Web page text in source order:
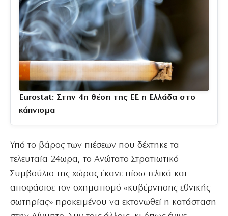
Eurostat: Στην 4η θέση της ΕΕ η Ελλάδα στο
κάπνισμα
Υπό το βάρος των πιέσεων που δέχτηκε τα
τελευταία 24ωρα, το Ανώτατο Στρατιωτικό
Συμβούλιο της χώρας έκανε πίσω τελικά και
αποφάσισε τον σχηματισμό «κυβέρνησης εθνικής
σωτηρίας» προκειμένου να εκτονωθεί η κατάσταση